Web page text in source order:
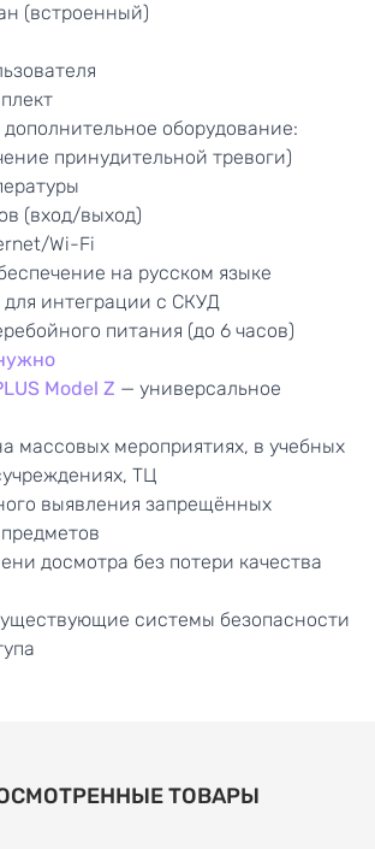
(встроенный)
оборудование:
принудительной тревоги)
(вход/выход)
Wi-Fi
на русском языке
для интеграции с СКУД
питания (до 6 часов)
Model Z — универсальное
массовых мероприятиях, в учебных
ТЦ
выявления запрещённых
досмотра без потери качества
системы безопасности
ТОВАРЫ